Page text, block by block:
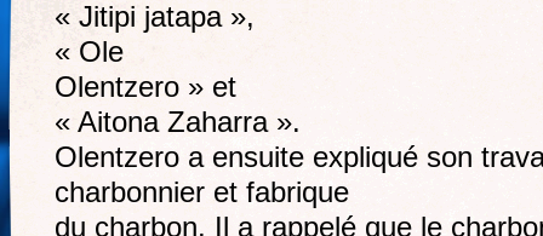
« Jitipi jatapa »,
« Ole
Olentzero » et
« Aitona Zaharra ».
Olentzero a ensuite expliqué son
charbonnier et fabrique
du charbon. Il a rappelé que le